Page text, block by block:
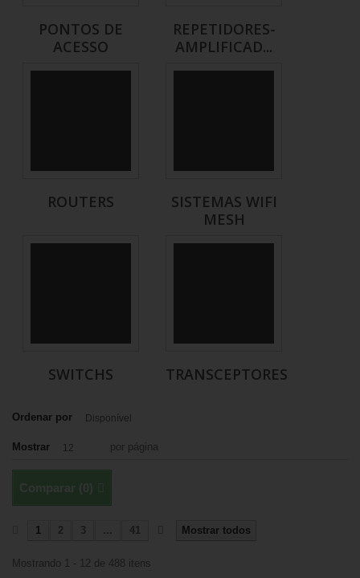
PONTOS DE
ACESSO
REPETIDORES-
AMPLIFICAD...
ROUTERS
SISTEMAS WIFI
MESH
SWITCHS TRANSCEPTORES
Ordenar por Disponível
Mostrar 12 por página
Comparar (0)
Mostrar todos
1 2 3 ... 41
Mostrando 1 - 12 de 488 itens